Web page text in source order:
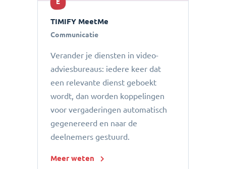
E
TIMIFY MeetMe
Communicatie
Verander je diensten in video-
adviesbureaus: iedere keer dat
een relevante dienst geboekt
wordt, dan worden koppelingen
voor vergaderingen automatisch
gegenereerd en naar de
deelnemers gestuurd.
Meer weten